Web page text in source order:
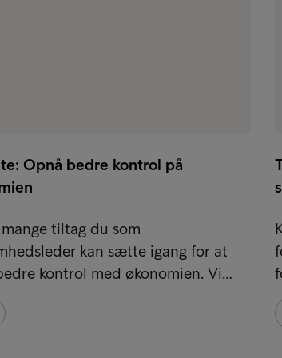
Opnå bedre kontrol på
tiltag du som
kan sætte igang for at
kontrol med økonomien. Vi…